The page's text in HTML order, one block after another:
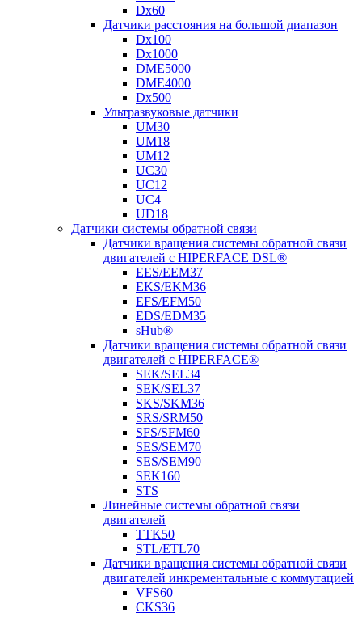
Dx60
Датчики расстояния на большой диапазон
Dx100
Dx1000
DME5000
DME4000
Dx500
Ультразвуковые датчики
UM30
UM18
UM12
UC30
UC12
UC4
UD18
Датчики системы обратной связи
Датчики вращения системы обратной связи
двигателей с HIPERFACE DSL®
EES/EEM37
EKS/EKM36
EFS/EFM50
EDS/EDM35
sHub®
Датчики вращения системы обратной связи
двигателей с HIPERFACE®
SEK/SEL34
SEK/SEL37
SKS/SKM36
SRS/SRM50
SFS/SFM60
SES/SEM70
SES/SEM90
SEK160
STS
Линейные системы обратной связи
двигателей
TTK50
STL/ETL70
Датчики вращения системы обратной связи
двигателей инкрементальные с коммутацией
VFS60
CKS36